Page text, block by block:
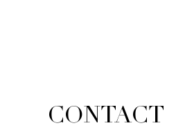
CONTACT